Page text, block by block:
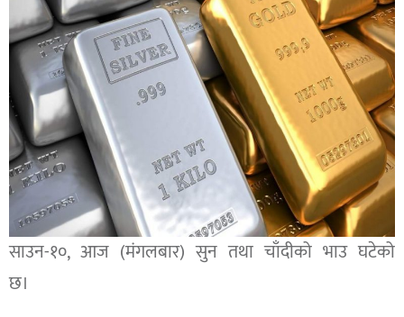
साउन-१०, आज (मंगलबार) सुन तथा चाँदीको भाउ घटेको
छ।